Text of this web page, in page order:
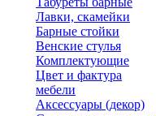
Лавки, скамейки
Барные стойки
Венские стулья
Комплектующие
Цвет и фактура
мебели
Аксессуары (декор)